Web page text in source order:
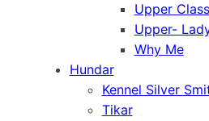
Upper
Upper-
Why Me
Hundar
Kennel Silver
Tikar